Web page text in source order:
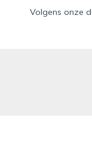
Volgens onze